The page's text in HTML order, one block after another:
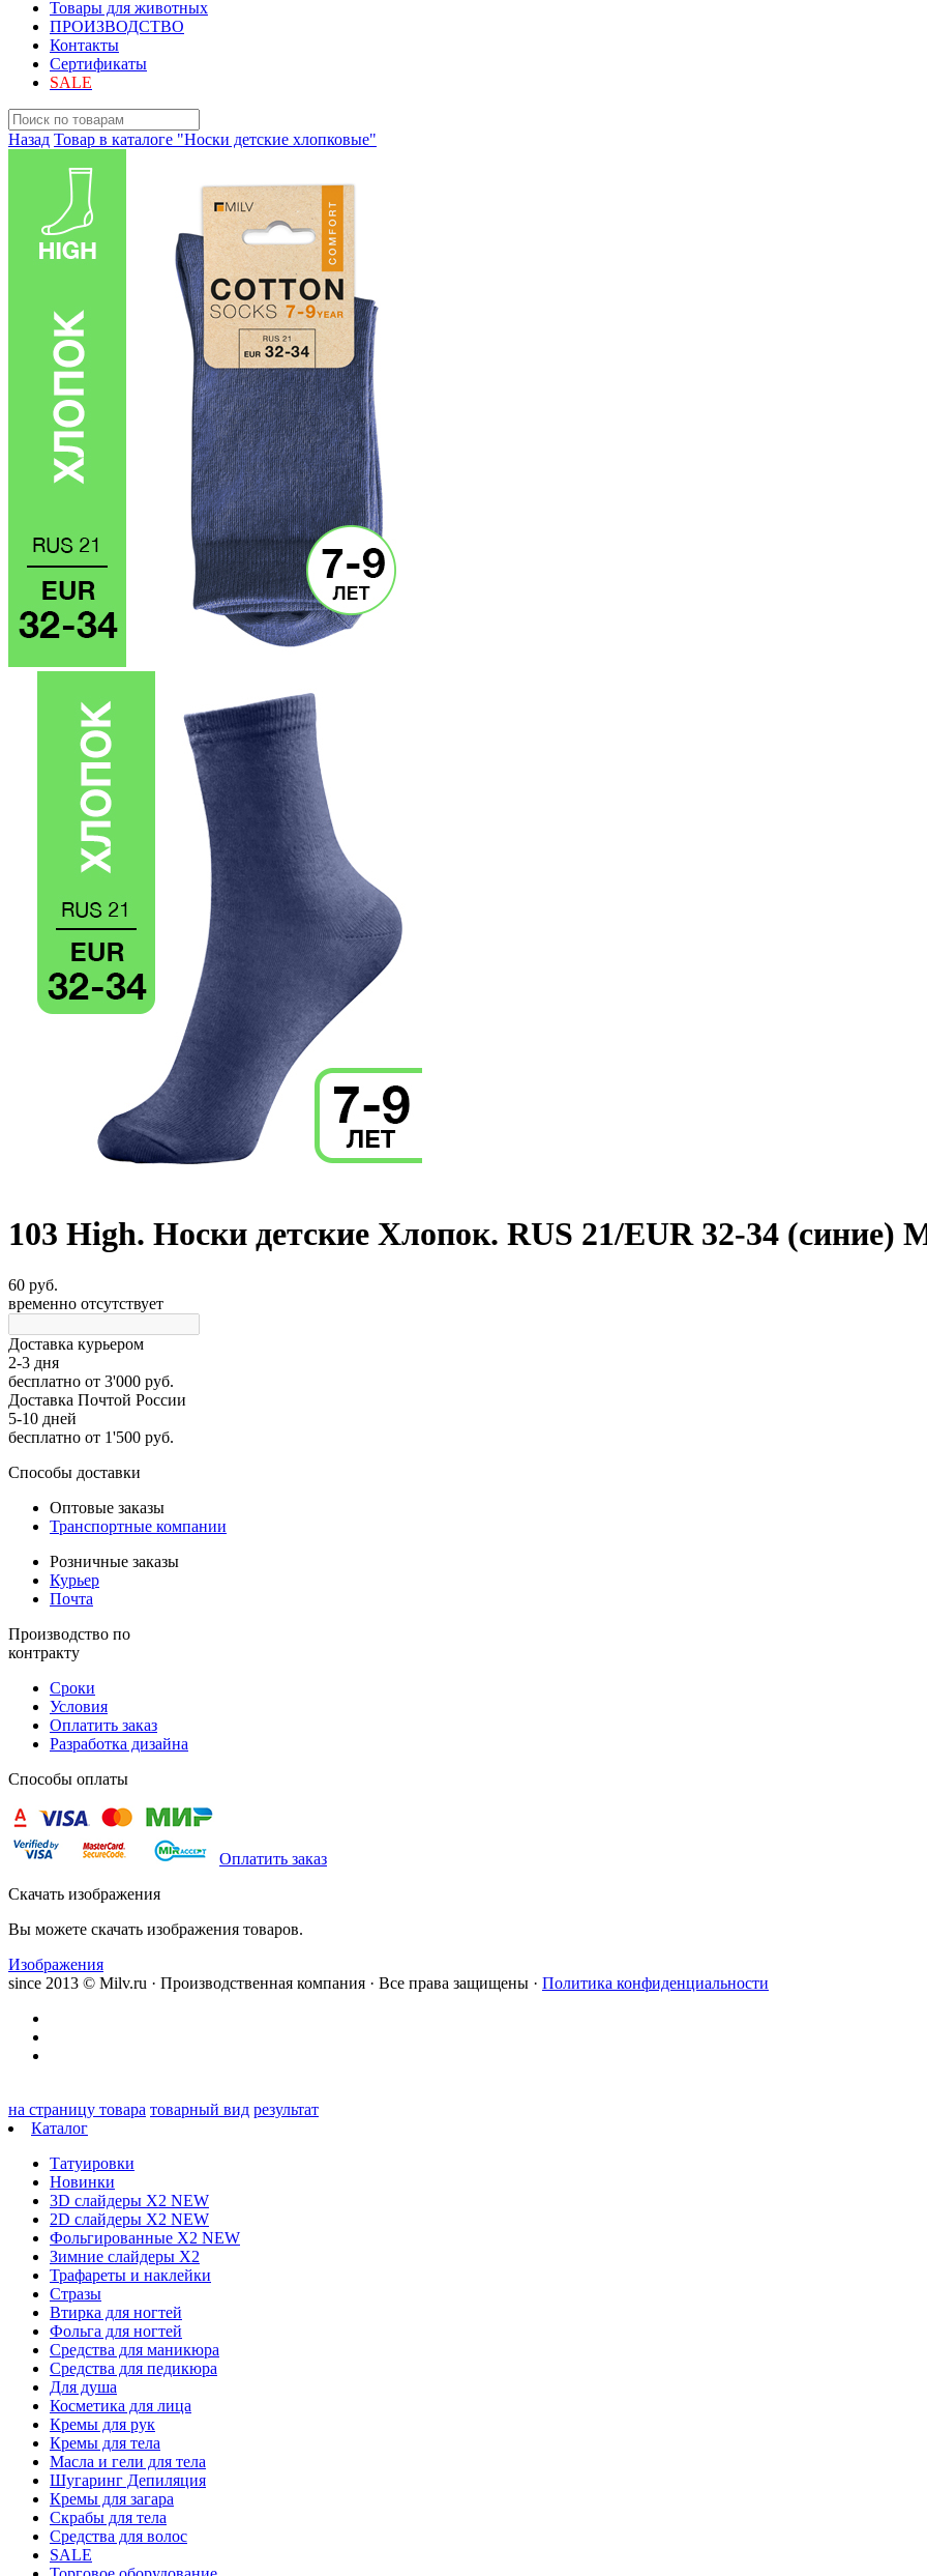
Товары для животных
ПРОИЗВОДСТВО
Контакты
Сертификаты
SALE
Назад Товар в каталоге "Носки детские хлопковые"
103 High. Носки детские Хлопок. RUS 21/EUR 32-34 (синие)
60 руб.
временно отсутствует
Доставка курьером
2-3 дня
бесплатно от 3'000 руб.
Доставка Почтой России
5-10 дней
бесплатно от 1'500 руб.
Способы доставки
Оптовые заказы
Транспортные компании
Розничные заказы
Курьер
Почта
Производство по
контракту
Сроки
Условия
Оплатить заказ
Разработка дизайна
Способы оплаты
Оплатить заказ
Скачать изображения
Вы можете скачать изображения товаров.
Изображения
since 2013 © Milv.ru · Производственная компания · Все права защищены · Политика конфиденциальности
на страницу товара товарный вид результат
Каталог
Татуировки
Новинки
3D слайдеры X2 NEW
2D слайдеры X2 NEW
Фольгированные X2 NEW
Зимние слайдеры Х2
Трафареты и наклейки
Стразы
Втирка для ногтей
Фольга для ногтей
Средства для маникюра
Средства для педикюра
Для душа
Косметика для лица
Кремы для рук
Кремы для тела
Масла и гели для тела
Шугаринг Депиляция
Кремы для загара
Скрабы для тела
Средства для волос
SALE